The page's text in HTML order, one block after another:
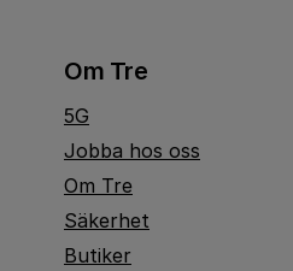
Om Tre
5G
Jobba hos oss
Om Tre
Säkerhet
Butiker